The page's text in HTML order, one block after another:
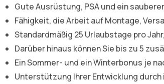
Gute Ausrüstung, PSA und ein
Fähigkeit, die Arbeit auf Montage,
Standardmäßig 25 Urlaubstage pro
Darüber hinaus können Sie bis zu 5
Ein Sommer- und ein Winterbonus je
Unterstützung Ihrer Entwicklung